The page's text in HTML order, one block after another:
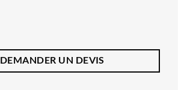
DEMANDER UN DEVIS